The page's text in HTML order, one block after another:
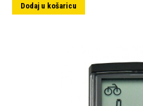
Dodaj u košaricu